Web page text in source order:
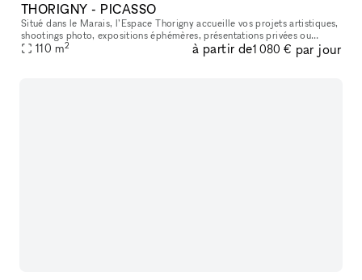
THORIGNY - PICASSO
Situé dans le Marais, l’Espace Thorigny accueille vos projets artistiques,
shootings photo, expositions éphémères, présentations privées ou
événements créatifs dans un cadre sobre, élégant et modulab
110 m2 à partir de1 080 € par jour